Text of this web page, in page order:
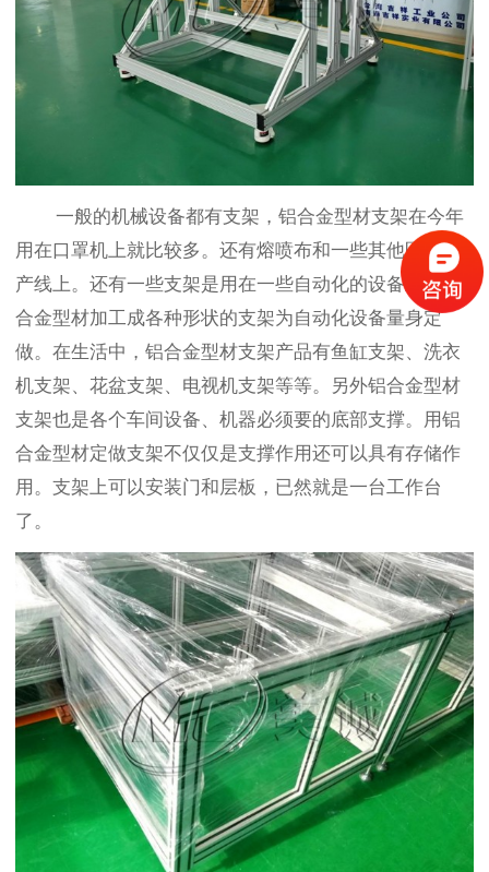
一般的机械设备都有支架，铝合金型材支架在今年
用在口罩机上就比较多。还有熔喷布和一些其他医疗生
产线上。还有一些支架是用在一些自动化的设备上，铝
合金型材加工成各种形状的支架为自动化设备量身定
做。在生活中，铝合金型材支架产品有鱼缸支架、洗衣
机支架、花盆支架、电视机支架等等。另外铝合金型材
支架也是各个车间设备、机器必须要的底部支撑。用铝
合金型材定做支架不仅仅是支撑作用还可以具有存储作
用。支架上可以安装门和层板，已然就是一台工作台
了。